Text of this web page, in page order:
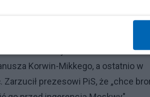
prorosyjską partią
Konfederacji Jakub Kulesza.
Korwin-Mikkego, a ostatnio w
prezesowi PiS, że „chce